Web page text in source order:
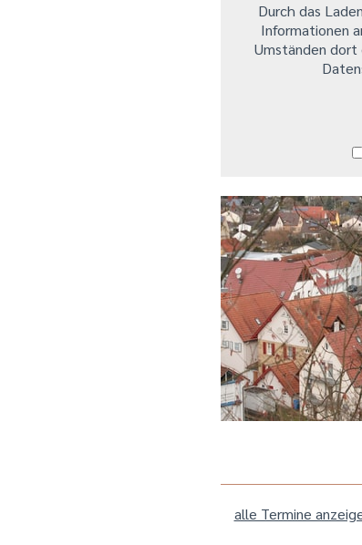
Durch das
Informationen
Umständen dort
alle Termine